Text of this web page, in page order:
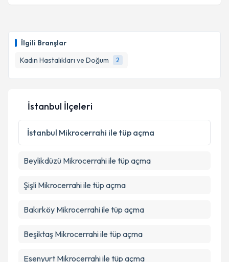
İlgili Branşlar
Kadın Hastalıkları ve Doğum
2
için bir takvim hazırlandığında e-posta ile
bilgilendireceğiz.
E-posta Adresiniz
Kişisel verilerimin işlenmesine ilişkin
Metni'ni okudum ve kişisel verilerimin belirtilen
Takvim Talebini Gönder
İstanbul İlçeleri
İstanbul Mikrocerrahi ile tüp açma
Beylikdüzü Mikrocerrahi ile tüp açma
Şişli Mikrocerrahi ile tüp açma
Bakırköy Mikrocerrahi ile tüp açma
Beşiktaş Mikrocerrahi ile tüp açma
Esenyurt Mikrocerrahi ile tüp açma